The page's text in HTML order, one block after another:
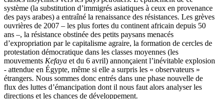
système (la substitution d’immigrés asiatiques à ceux en provenance
des pays arabes) a entraîné la renaissance des résistances. Les grèves
ouvrières de 2007 – les plus fortes du continent africain depuis 50
ans –, la résistance obstinée des petits paysans menacés
d’expropriation par le capitalisme agraire, la formation de cercles de
protestation démocratique dans les classes moyennes (les
mouvements Kefaya et du 6 avril) annonçaient l’inévitable explosion
- attendue en Égypte, même si elle a surpris les « observateurs »
étrangers. Nous sommes donc entrés dans une phase nouvelle de
flux des luttes d’émancipation dont il nous faut alors analyser les
directions et les chances de développement.